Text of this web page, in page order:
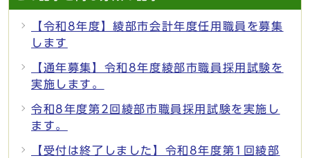
【令和8年度】綾部市会計年度任用職員を募集
します
【通年募集】令和8年度綾部市職員採用試験を
実施します。
令和8年度第2回綾部市職員採用試験を実施し
ます。
【受付は終了しました】令和8年度第1回綾部